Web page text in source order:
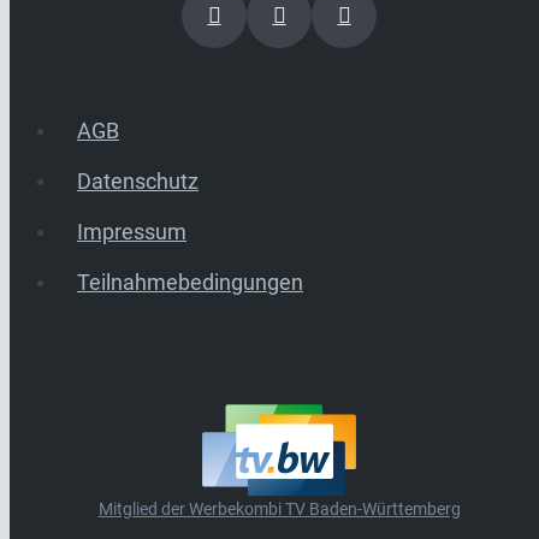
AGB
Datenschutz
Impressum
Teilnahmebedingungen
Mitglied der Werbekombi TV Baden-Württemberg